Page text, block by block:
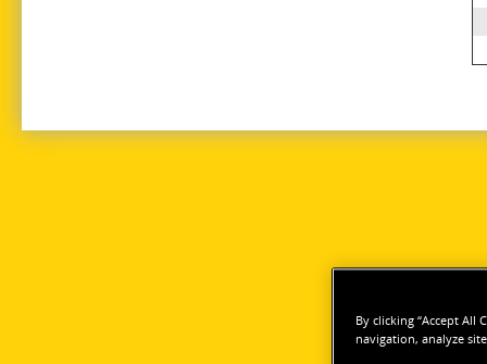
By clicking “Accept All
navigation, analyze